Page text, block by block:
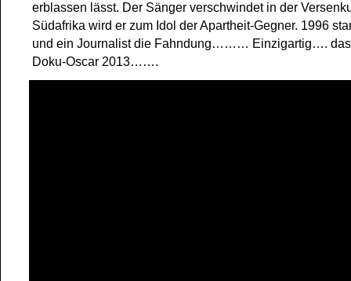
erblassen lässt. Der Sänger verschwindet in der
Südafrika wird er zum Idol der Apartheit-Gegner. 1996
und ein Journalist die Fahndung……… Einzigartig….
Doku-Oscar 2013…….